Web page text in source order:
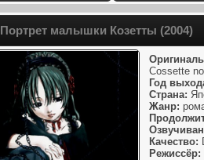
Портрет малышки Козетты (2004)
Cossette
Год
Страна:
Жанр:
Качество:
Режиссёр: